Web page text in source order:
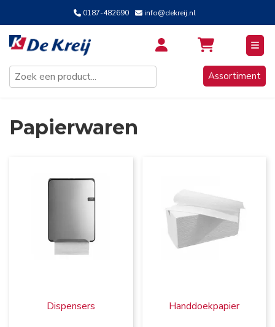
0187-482690 info@dekreij.nl
Inloggen / Aanmelden
Assortiment
Papierwaren
Dispensers Handdoekpapier